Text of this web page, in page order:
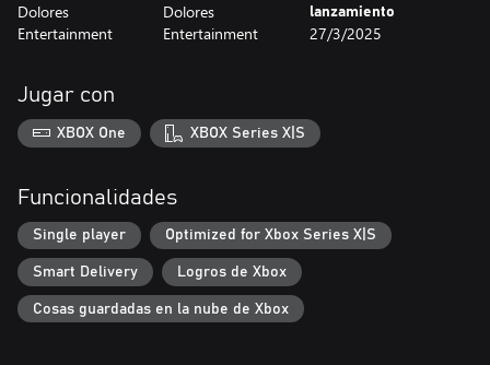
Dolores
Entertainment
Dolores
Entertainment
lanzamiento
27/3/2025
Jugar con
XBOX One XBOX Series X|S
Funcionalidades
Single player Optimized for Xbox Series X|S
Smart Delivery Logros de Xbox
Cosas guardadas en la nube de Xbox